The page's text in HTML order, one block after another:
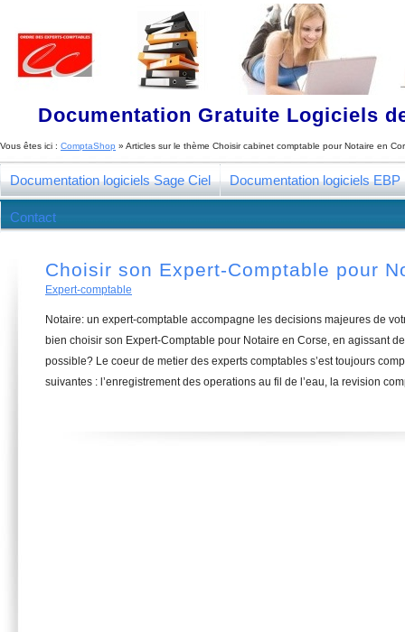
Documentation Gratuite Logiciels
Vous êtes ici : ComptaShop » Articles sur le thème Choisir cabinet comptable pour Notaire en
Documentation logiciels Sage Ciel Documentation logiciels EBP
Contact
Choisir son Expert-Comptable pour
Expert-comptable
Notaire: un expert-comptable accompagne les decisions majeures de
bien choisir son Expert-Comptable pour Notaire en Corse, en agissant
possible? Le coeur de metier des experts comptables s’est toujours
suivantes : l’enregistrement des operations au fil de l’eau, la revision